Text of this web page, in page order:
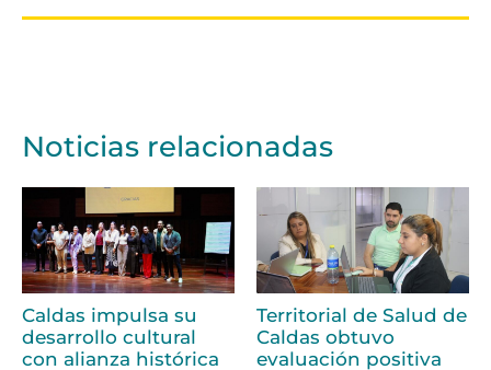
Noticias relacionadas
Caldas impulsa su
desarrollo cultural
con alianza histórica
Territorial de Salud de
Caldas obtuvo
evaluación positiva